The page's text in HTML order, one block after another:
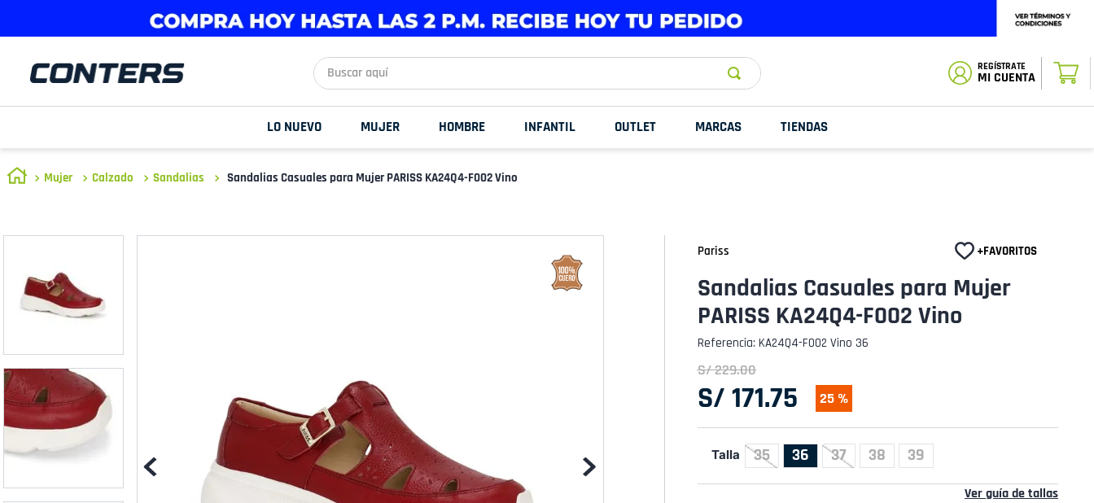
Buscar aquí
MI CUENTA
LO NUEVO MUJER HOMBRE INFANTIL OUTLET MARCAS TIENDAS
Mujer Calzado Sandalias Sandalias Casuales para Mujer PARISS KA24Q4-F002 Vino
Pariss
Sandalias Casuales para Mujer
PARISS KA24Q4-F002 Vino
Referencia: KA24Q4-F002 Vino 36
S/229.00
S/ 171.75 25 %
Talla 35 36 37 38 39
Ver guía de tallas